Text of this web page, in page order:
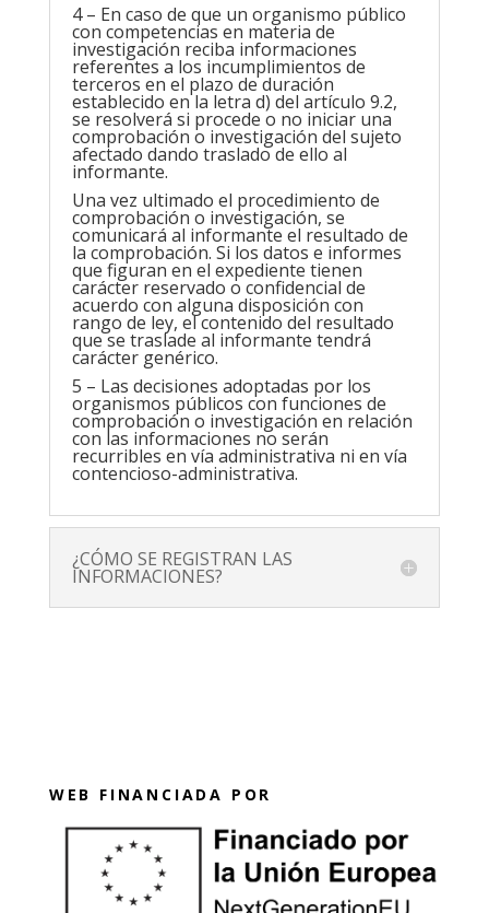
4 – En caso de que un organismo público
con competencias en materia de
investigación reciba informaciones
referentes a los incumplimientos de
terceros en el plazo de duración
establecido en la letra d) del artículo 9.2,
se resolverá si procede o no iniciar una
comprobación o investigación del sujeto
afectado dando traslado de ello al
informante.
Una vez ultimado el procedimiento de
comprobación o investigación, se
comunicará al informante el resultado de
la comprobación. Si los datos e informes
que figuran en el expediente tienen
carácter reservado o confidencial de
acuerdo con alguna disposición con
rango de ley, el contenido del resultado
que se traslade al informante tendrá
carácter genérico.
5 – Las decisiones adoptadas por los
organismos públicos con funciones de
comprobación o investigación en relación
con las informaciones no serán
recurribles en vía administrativa ni en vía
contencioso-administrativa.
¿CÓMO SE REGISTRAN LAS
INFORMACIONES?
WEB FINANCIADA POR